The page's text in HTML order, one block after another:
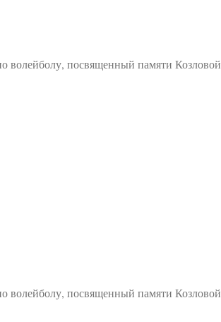
волейболу, посвященный памяти
волейболу, посвященный памяти